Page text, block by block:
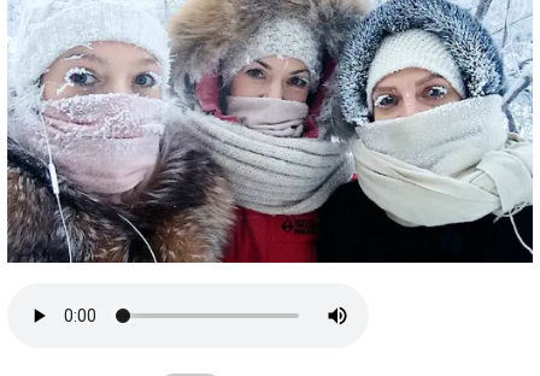
Vreme
V Kioskih
Uredništvo
Oglasi
Založnik